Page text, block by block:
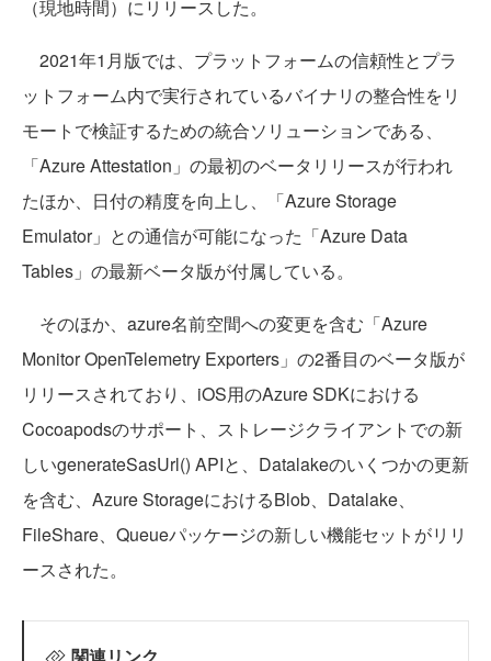
（現地時間）にリリースした。
2021年1月版では、プラットフォームの信頼性とプラ
ットフォーム内で実行されているバイナリの整合性をリ
モートで検証するための統合ソリューションである、
「Azure Attestation」の最初のベータリリースが行われ
たほか、日付の精度を向上し、「Azure Storage
Emulator」との通信が可能になった「Azure Data
Tables」の最新ベータ版が付属している。
そのほか、azure名前空間への変更を含む「Azure
Monitor OpenTelemetry Exporters」の2番目のベータ版が
リリースされており、iOS用のAzure SDKにおける
Cocoapodsのサポート、ストレージクライアントでの新
しいgenerateSasUrl() APIと、Datalakeのいくつかの更新
を含む、Azure StorageにおけるBlob、Datalake、
FileShare、Queueパッケージの新しい機能セットがリリ
ースされた。